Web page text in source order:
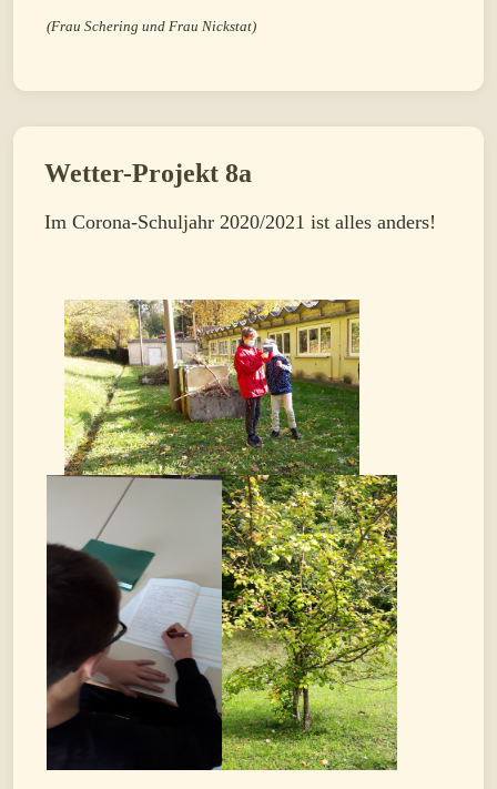
(Frau Schering und Frau Nickstat)
Wetter-Projekt 8a
Im Corona-Schuljahr 2020/2021 ist alles anders!